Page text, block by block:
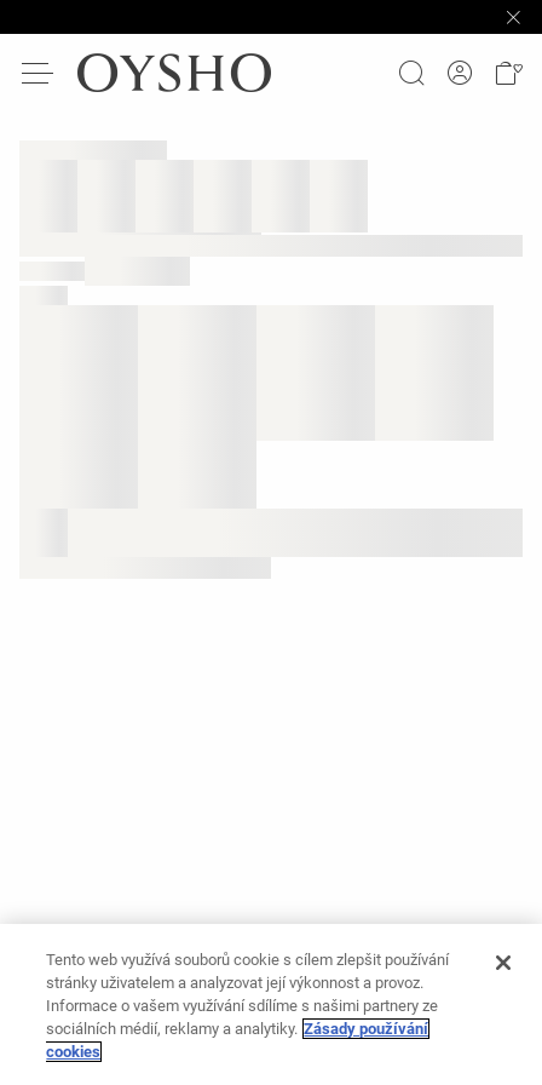
Tento web využívá souborů cookie s cílem zlepšit používání
stránky uživatelem a analyzovat její výkonnost a provoz.
Informace o vašem využívání sdílíme s našimi partnery ze
sociálních médií, reklamy a analytiky. Zásady používání
cookies